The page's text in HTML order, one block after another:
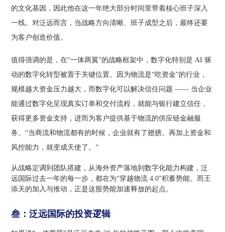
的文化基因，因此他在这一年绝大部分时间里带着核心班子深入
一线。对泛远而言，当战略方向清晰、班子成型之后，最终还要
为客户创造价值。
值得强调的是，在“一体两翼”的战略框架中，数字化特别是 AI 驱
动的数字化转型被置于关键位置。因为物流是“吃资金”的行业，
规模越大资金压力越大，而数字化可以解决信任问题 —— 当企业
能通过数字化呈现真实订单和交付流程，就能与银行建立信任，
获得更多资金支持，进而为客户提供基于物流的供应链金融服
务。“当商流和物流都有的时候，企业就有了翅膀。再加上资金和
风控能力，就变成天使了。”
从战略定调到团队搭建，从海外资产落地到数字化能力构建，泛
远国际过去一年的每一步，都在为“穿越物流 4.0”积蓄势能。而王
添天的加入与推动，正是这股势能加速释放的起点。
叁：泛远国际的投资逻辑